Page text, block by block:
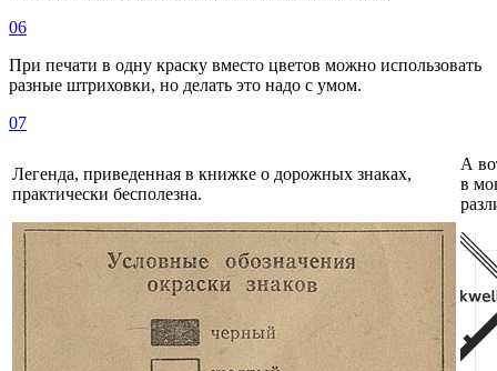
06
При печати в одну краску вместо цветов можно использовать
разные штриховки, но делать это надо с умом.
07
Легенда, приведенная в книжке о дорожных знаках,
практически бесполезна.
А
в